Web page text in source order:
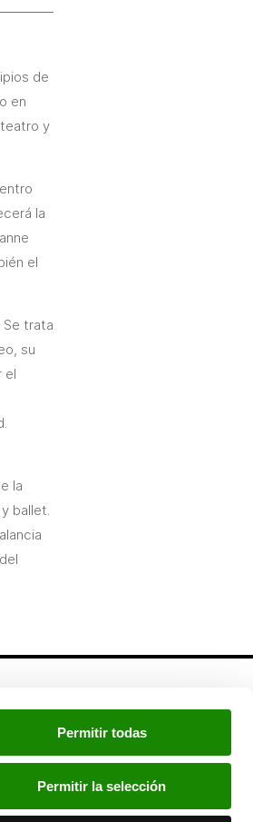
Permitir todas
Permitir la selección
de
en
y
la
el
Se trata
su
el
la
ballet.
inscríbete a nuestra